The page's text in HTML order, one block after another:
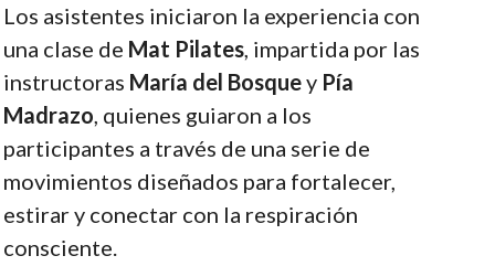
Los asistentes iniciaron la experiencia con
una clase de Mat Pilates, impartida por las
instructoras María del Bosquey Pía
Madrazo, quienes guiaron a los
participantes a través de una serie de
movimientos diseñados para fortalecer,
estirar y conectar con la respiración
consciente.